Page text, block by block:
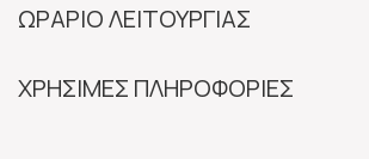
ΩΡΑΡΙΟ ΛΕΙΤΟΥΡΓΙΑΣ
ΧΡΗΣΙΜΕΣ ΠΛΗΡΟΦΟΡΙΕΣ